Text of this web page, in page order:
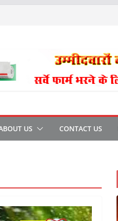
US CONTACT US